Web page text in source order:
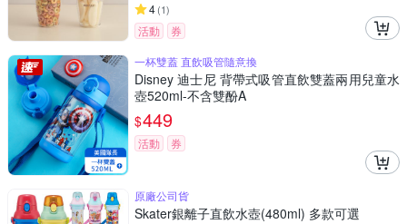
4(1)
活動
券
一杯雙蓋 直飲吸管隨意換
Disney 迪士尼 背帶式吸管直飲雙蓋兩用兒童水
壺520ml-不含雙酚A
$449
活動 券
原廠公司貨
Skater銀離子直飲水壺(480ml) 多款可選